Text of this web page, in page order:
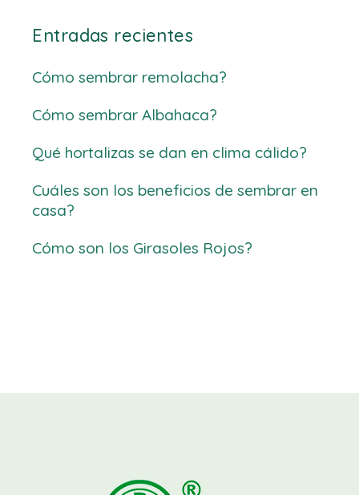
Entradas recientes
Cómo sembrar remolacha?
Cómo sembrar Albahaca?
Qué hortalizas se dan en clima cálido?
Cuáles son los beneficios de sembrar en
casa?
Cómo son los Girasoles Rojos?